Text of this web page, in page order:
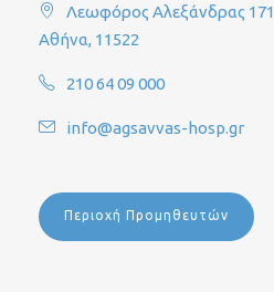
Λεωφόρος Αλεξάνδρας 171
Αθήνα, 11522
210 64 09 000
info@agsavvas-hosp.gr
Περιοχή Προμηθευτών